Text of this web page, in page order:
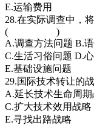
E.运输费用
28.在实际调查中，
( )
A.调查方法问题 B.
C.生活习俗问题 D.
E.基础设施问题
29.国际技术转
A.延长技术生命周
C.扩大技术效用战
E.寻找出路战略